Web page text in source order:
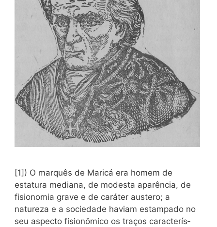
[1]) O marquês de Maricá era homem de
estatura mediana, de modesta aparência, de
fisionomia grave e de caráter austero; a
natureza e a sociedade haviam estampado no
seu aspecto fisio­nômico os traços caracterís­